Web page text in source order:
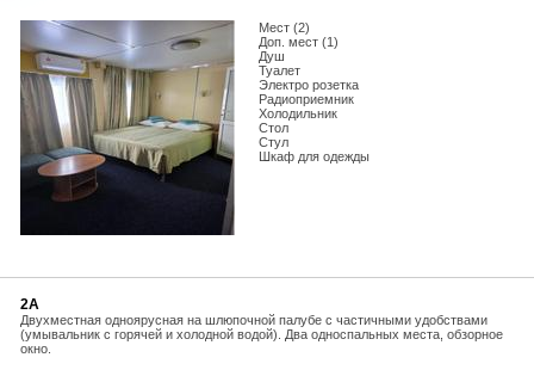
Мест (2)
Доп. мест (1)
Душ
Туалет
Электро розетка
Радиоприемник
Холодильник
Стол
Стул
Шкаф для одежды
2А
Двухместная одноярусная на шлюпочной палубе с частичными удобствами
(умывальник с горячей и холодной водой). Два односпальных места, обзорное
окно.